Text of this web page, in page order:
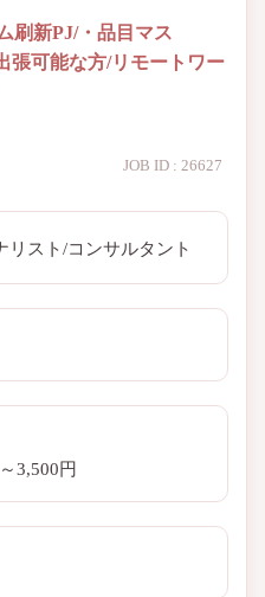
刷新PJ/・品目マス
可能な方/リモートワー
JOB ID : 26627
リスト/コンサルタント
3,500円